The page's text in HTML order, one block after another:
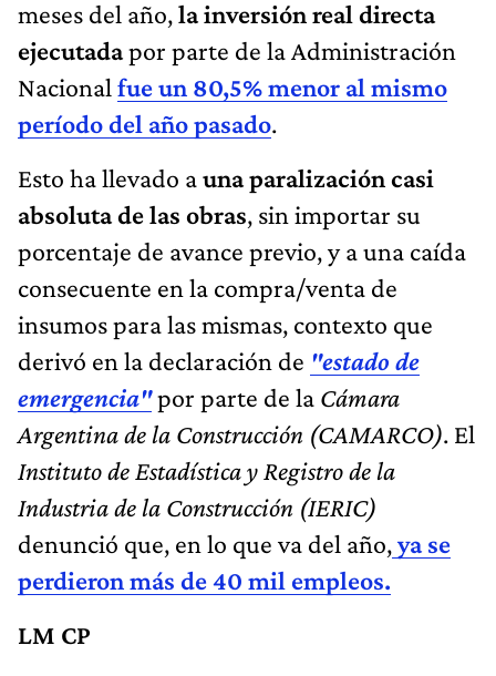
meses del año,la inversión real directa
ejecutadapor parte de la Administración
Nacional fue un 80,5% menor al mismo
período del año pasado.
Esto ha llevado auna paralización casi
absoluta de las obras, sin importar su
porcentaje de avance previo, y a una caída
consecuente en la compra/venta de
insumos para las mismas, contexto que
derivó en la declaración de "estado de
emergencia"por parte de la Cámara
Argentina de la Construcción (CAMARCO). El
Instituto de Estadística y Registro de la
Industria de la Construcción (IERIC)
denunció que, en lo que va del año,ya se
perdieron más de 40 mil empleos.
LM CP